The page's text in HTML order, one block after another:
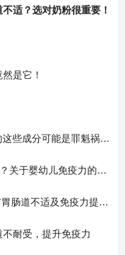
适？选对奶粉很重要！
是它！
宝宝胃肠道不适？奶粉中的这些成分可能是罪魁祸首！
宝宝总生病就是免疫力低下？关于婴幼儿免疫力的真相，家长必须了解！
宝宝喂养难题：奶粉喂养与胃肠道不适及免疫力提升的奥秘
耐受，提升免疫力